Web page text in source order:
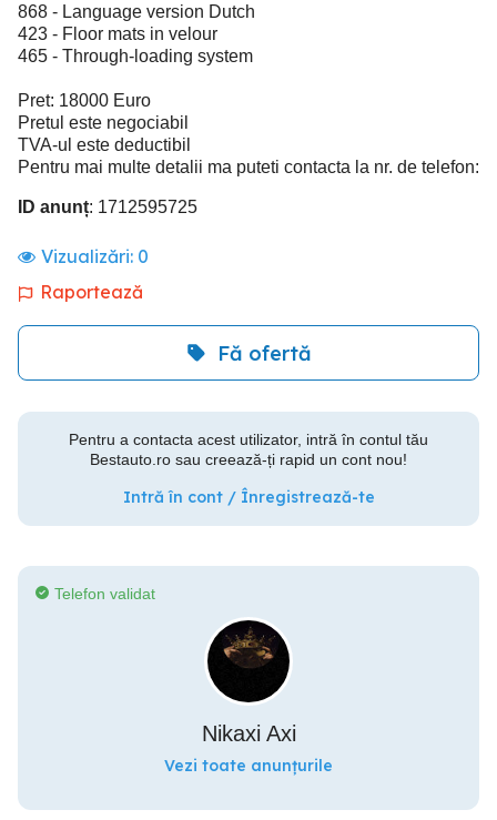
868 - Language version Dutch
423 - Floor mats in velour
465 - Through-loading system
Pret: 18000 Euro
Pretul este negociabil
TVA-ul este deductibil
Pentru mai multe detalii ma puteti contacta la nr. de telefon:
ID anunț: 1712595725
Vizualizări: 0
Raportează
Fă ofertă
Pentru a contacta acest utilizator, intră în contul tău
Bestauto.ro sau creează-ți rapid un cont nou!
Intră în cont / Înregistrează-te
Telefon validat
Nikaxi Axi
Vezi toate anunțurile